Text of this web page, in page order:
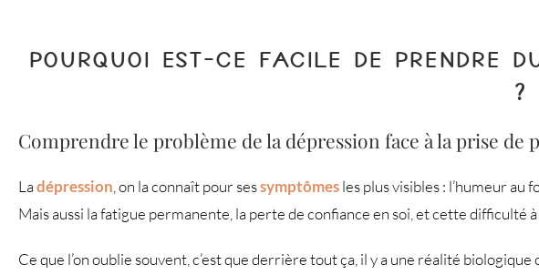
POURQUOI EST-CE FACILE DE PRENDRE
?
Comprendre le problème de la dépression face à la prise de
Ladépression , on la connaît pour sessymptômesles plus visibles : l’humeur au
Mais aussi la fatigue permanente, la perte de confiance en soi, et cette difficulté
Ce que l’on oublie souvent, c’est que derrière tout ça, il y a une réalité biologique